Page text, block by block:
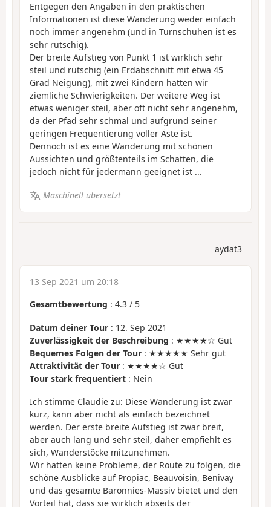
Entgegen den Angaben in den praktischen
Informationen ist diese Wanderung weder einfach
noch immer angenehm (und in Turnschuhen ist es
sehr rutschig).
Der breite Aufstieg von Punkt 1 ist wirklich sehr
steil und rutschig (ein Erdabschnitt mit etwa 45
Grad Neigung), mit zwei Kindern hatten wir
ziemliche Schwierigkeiten. Der weitere Weg ist
etwas weniger steil, aber oft nicht sehr angenehm,
da der Pfad sehr schmal und aufgrund seiner
geringen Frequentierung voller Äste ist.
Dennoch ist es eine Wanderung mit schönen
Aussichten und größtenteils im Schatten, die
jedoch nicht für jedermann geeignet ist ...
Maschinell übersetzt
aydat3
13 Sep 2021 um 20:18
Gesamtbewertung : 4.3 / 5
Datum deiner Tour : 12. Sep 2021
Zuverlässigkeit der Beschreibung : ★★★★☆ Gut
Bequemes Folgen der Tour : ★★★★★ Sehr gut
Attraktivität der Tour : ★★★★☆ Gut
Tour stark frequentiert : Nein
Ich stimme Claudie zu: Diese Wanderung ist zwar
kurz, kann aber nicht als einfach bezeichnet
werden. Der erste breite Aufstieg ist zwar breit,
aber auch lang und sehr steil, daher empfiehlt es
sich, Wanderstöcke mitzunehmen.
Wir hatten keine Probleme, der Route zu folgen, die
schöne Ausblicke auf Propiac, Beauvoisin, Benivay
und das gesamte Baronnies-Massiv bietet und den
Vorteil hat, dass sie wirklich abseits der